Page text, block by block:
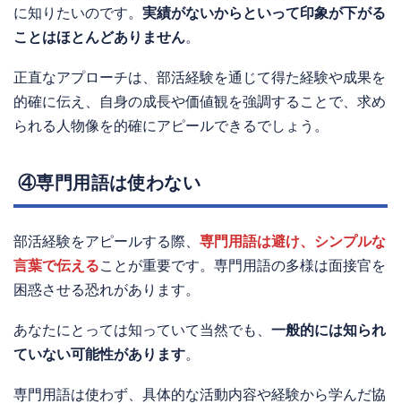
に知りたいのです。 実績がないからといって印象が下がる
ことはほとんどありません。
正直なアプローチは、部活経験を通じて得た経験や成果を
的確に伝え、自身の成長や価値観を強調することで、求め
られる人物像を的確にアピールできるでしょう。
④専門用語は使わない
部活経験をアピールする際、 専門用語は避け、シンプルな
言葉で伝えることが重要です。専門用語の多様は面接官を
困惑させる恐れがあります。
あなたにとっては知っていて当然でも、 一般的には知られ
ていない可能性があります。
専門用語は使わず、具体的な活動内容や経験から学んだ協